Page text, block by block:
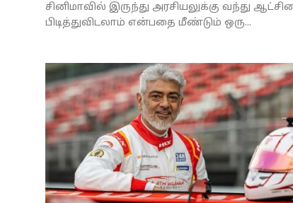
சினிமாவில் இருந்து அரசியலுக்கு வந்து
பிடித்துவிடலாம் என்பதை மீண்டும் ஒரு...